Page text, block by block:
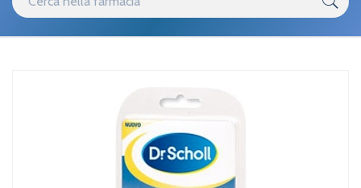
Talloniere Gel Piccola
Ortopedici
Scholl Linea Calli e Durezze Trattamento Dolore 1 Paio di
Talloniere Gel Piccola